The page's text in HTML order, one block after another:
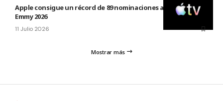
Apple consigue un récord de 89 nominaciones a los premios
Emmy 2026
11 Julio 2026
Mostrar más